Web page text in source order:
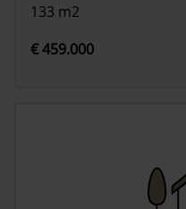
133 m2
€ 459.000